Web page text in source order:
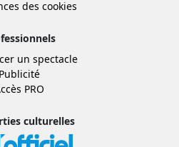
des cookies
un spectacle
Publicité
PRO
culturelles